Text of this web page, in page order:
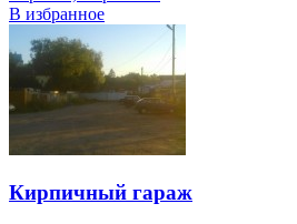
В избранное
Кирпичный гараж